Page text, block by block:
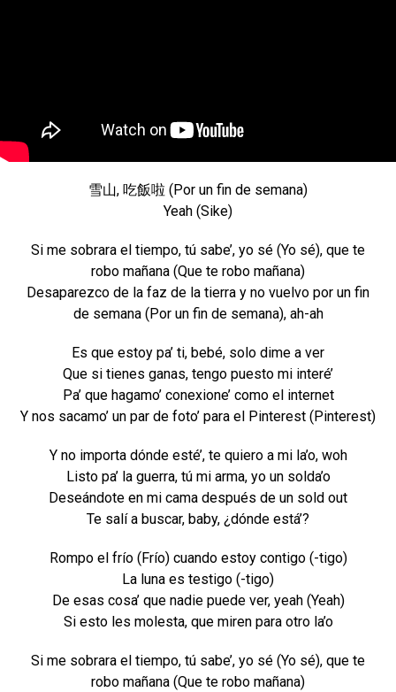
雪山, 吃飯啦 (Por un fin de semana)
Yeah (Sike)
Si me sobrara el tiempo, tú sabe’, yo sé (Yo sé), que te
robo mañana (Que te robo mañana)
Desaparezco de la faz de la tierra y no vuelvo por un fin
de semana (Por un fin de semana), ah-ah
Es que estoy pa’ ti, bebé, solo dime a ver
Que si tienes ganas, tengo puesto mi interé’
Pa’ que hagamo’ conexione’ como el internet
Y nos sacamo’ un par de foto’ para el Pinterest (Pinterest)
Y no importa dónde esté’, te quiero a mi la’o, woh
Listo pa’ la guerra, tú mi arma, yo un solda’o
Deseándote en mi cama después de un sold out
Te salí a buscar, baby, ¿dónde está’?
Rompo el frío (Frío) cuando estoy contigo (-tigo)
La luna es testigo (-tigo)
De esas cosa’ que nadie puede ver, yeah (Yeah)
Si esto les molesta, que miren para otro la’o
Si me sobrara el tiempo, tú sabe’, yo sé (Yo sé), que te
robo mañana (Que te robo mañana)